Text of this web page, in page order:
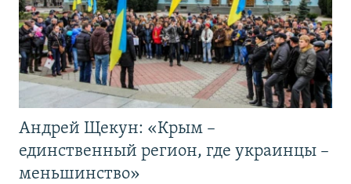
Андрей Щекун: «Крым –
единственный регион, где украинцы –
меньшинство»